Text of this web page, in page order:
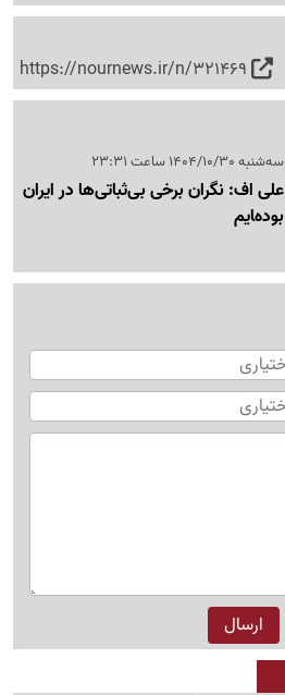
https://nournews.ir/n/321469
سه‌شنبه 1404/10/30 ساعت 23:31
علی اف: نگران برخی بی‌ثباتی‌ها در ایران
بوده‌‍ایم